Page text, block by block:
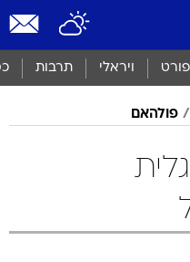
ויראלי תרבות
פולהאם